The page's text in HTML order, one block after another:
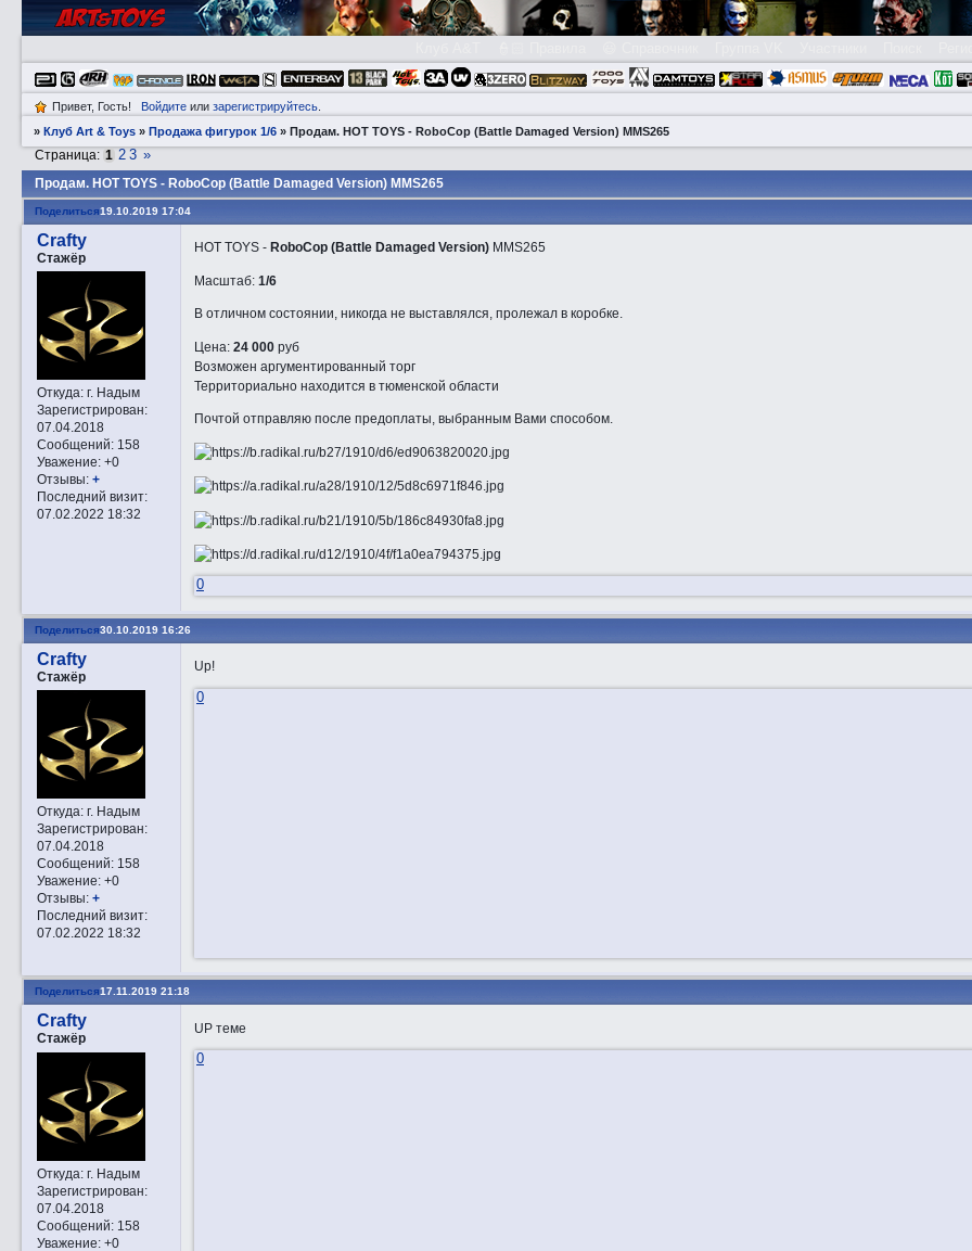
Привет, Гость! Войдитеили зарегистрируйтесь.
»Клуб Art & Toys »Продажа фигурок 1/6 »Прoдам. HOT TOYS - RoboCop (Battle Damaged Version) MMS265
Прoдам. HOT TOYS - RoboCop (Battle Damaged Version) MMS265
Страница: 1 2 3 »
Поделиться19.10.2019 17:04
Crafty
Стажёр
Откуда:г. Надым
Зарегистрирован:
07.04.2018
Сообщений:158
Уважение: +0
Отзывы: +
Последний визит:
07.02.2022 18:32
HOT TOYS - RoboCop (Battle Damaged Version)MMS265
Масштаб: 1/6
В отличном состоянии, никогда не выставлялся, пролежал в коробке.
Цена: 24 000руб
Возможен аргументированный торг
Территориально находится в тюменской области
Почтой отправляю после предоплаты, выбранным Вами способом.
0
Поделиться30.10.2019 16:26
Crafty
Стажёр
Откуда:г. Надым
Зарегистрирован:
07.04.2018
Сообщений:158
Уважение: +0
Отзывы: +
Последний визит:
07.02.2022 18:32
Up!
0
Поделиться17.11.2019 21:18
Crafty
Стажёр
Откуда:г. Надым
Зарегистрирован:
07.04.2018
Сообщений:158
Уважение: +0
UP теме
0